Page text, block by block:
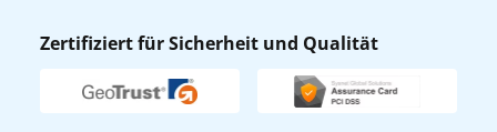
Verhaltens- & Ethikkodex
Newsletter
Zertifiziert für Sicherheit und Qualität